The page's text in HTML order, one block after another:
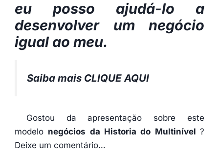
eu posso ajudá-lo a
desenvolver um negócio
igual ao meu.
Saiba mais CLIQUE AQUI
Gostou da apresentação sobre este
modelo negócios da Historia do Multinível?
Deixe um comentário…